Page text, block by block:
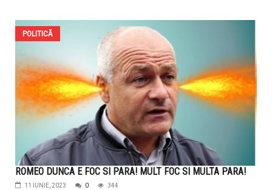
POLITICĂ
ROMEO DUNCA E FOC SI PARA! MULT FOC SI MULTA PARA!
11 IUNIE, 2023 0 344